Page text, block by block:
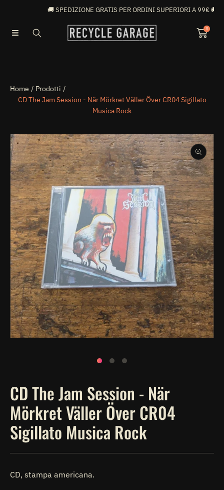
VAI DIRETTAMENTE AI CONTENUTI
🚚 SPEDIZIONE GRATIS PER ORDINI SUPERIORI A 99€ 🚚
0
Home
Prodotti
CD The Jam Session - När Mörkret Väller Över CR04 Sigillato
Musica Rock
PASSA ALLE INFORMAZIONI SUL PRODOTTO
Apri
contenuti
multimediali
1
in
finestra
modale
CD The Jam Session - När
Mörkret Väller Över CR04
Sigillato Musica Rock
CD, stampa americana.